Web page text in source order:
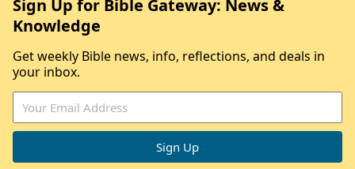
Sign Up for Bible Gateway: News &
Knowledge
Get weekly Bible news, info, reflections, and deals in
your inbox.